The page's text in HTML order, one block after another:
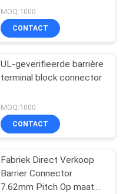
MOQ:1000
CONTACT
UL-geverifieerde barrière
terminal block connector
MOQ:1000
CONTACT
Fabriek Direct Verkoop
Barrier Connector
7.62mm Pitch Op maat